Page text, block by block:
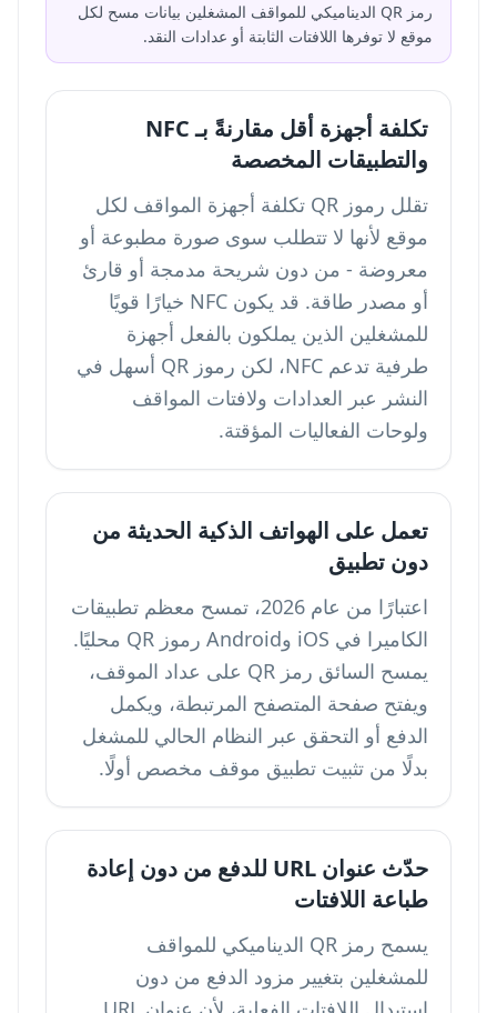
رمز QR الديناميكي للمواقف المشغلين بيانات مسح لكل
موقع لا توفرها اللافتات الثابتة أو عدادات النقد.
تكلفة أجهزة أقل مقارنةً بـ NFC
والتطبيقات المخصصة
تقلل رموز QR تكلفة أجهزة المواقف لكل
موقع لأنها لا تتطلب سوى صورة مطبوعة أو
معروضة - من دون شريحة مدمجة أو قارئ
أو مصدر طاقة. قد يكون NFC خيارًا قويًا
للمشغلين الذين يملكون بالفعل أجهزة
طرفية تدعم NFC، لكن رموز QR أسهل في
النشر عبر العدادات ولافتات المواقف
ولوحات الفعاليات المؤقتة.
تعمل على الهواتف الذكية الحديثة من
دون تطبيق
اعتبارًا من عام 2026، تمسح معظم تطبيقات
الكاميرا في iOS وAndroid رموز QR محليًا.
يمسح السائق رمز QR على عداد الموقف،
ويفتح صفحة المتصفح المرتبطة، ويكمل
الدفع أو التحقق عبر النظام الحالي للمشغل
بدلًا من تثبيت تطبيق موقف مخصص أولًا.
حدّث عنوان URL للدفع من دون إعادة
طباعة اللافتات
يسمح رمز QR الديناميكي للمواقف
للمشغلين بتغيير مزود الدفع من دون